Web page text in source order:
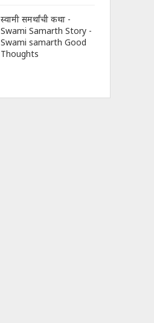
स्वामी समर्थांची कथा -
Swami Samarth Story -
Swami samarth Good
Thoughts